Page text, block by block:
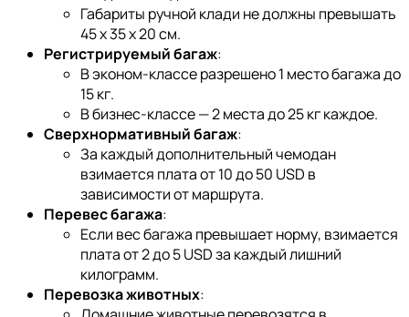
Габариты ручной клади не должны превышать
45 x 35 x 20 см.
Регистрируемый багаж:
В эконом-классе разрешено 1 место багажа до
15 кг.
В бизнес-классе — 2 места до 25 кг каждое.
Сверхнормативный багаж:
За каждый дополнительный чемодан
взимается плата от 10 до 50 USD в
зависимости от маршрута.
Перевес багажа:
Если вес багажа превышает норму, взимается
плата от 2 до 5 USD за каждый лишний
килограмм.
Перевозка животных: